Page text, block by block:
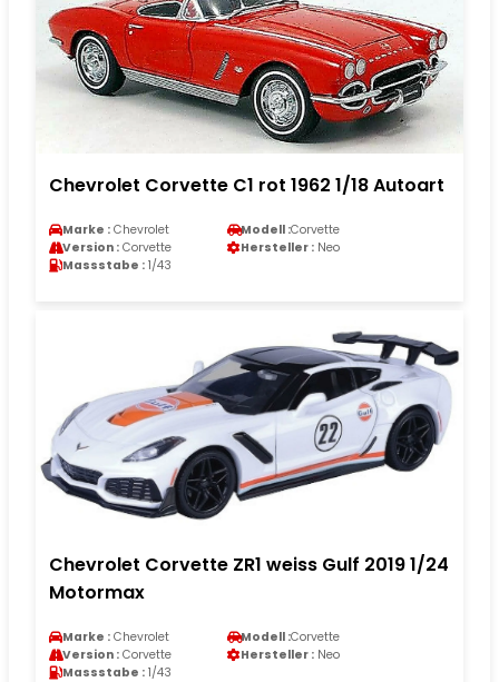
Chevrolet Corvette C1 rot 1962 1/18 Autoart
Marke : Chevrolet Modell :Corvette
Version : Corvette Hersteller : Neo
Massstabe : 1/43
Chevrolet Corvette ZR1 weiss Gulf 2019 1/24
Motormax
Marke : Chevrolet Modell :Corvette
Version : Corvette Hersteller : Neo
Massstabe : 1/43